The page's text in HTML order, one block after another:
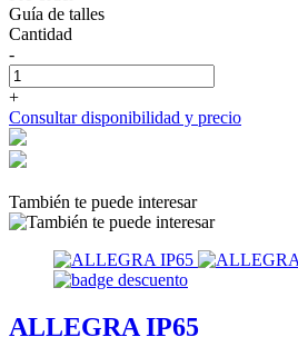
Guía de talles
Cantidad
-
+
Consultar disponibilidad y precio
También te puede interesar
ALLEGRA IP65